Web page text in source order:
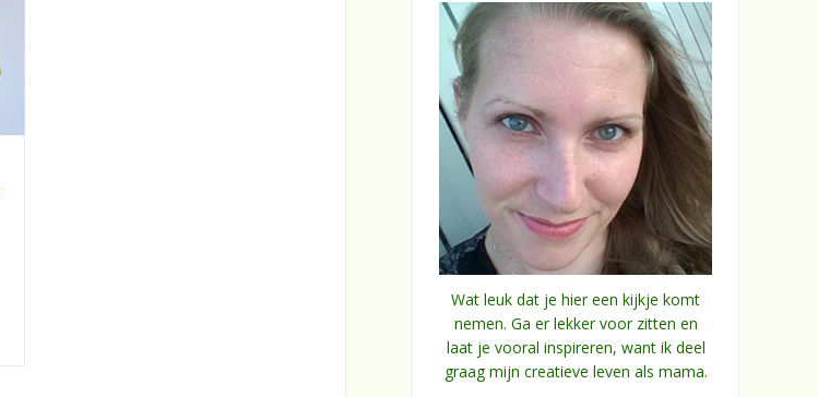
Wat leuk dat je hier een kijkje komt
nemen. Ga er lekker voor zitten en
laat je vooral inspireren, want ik deel
graag mijn creatieve leven als mama.